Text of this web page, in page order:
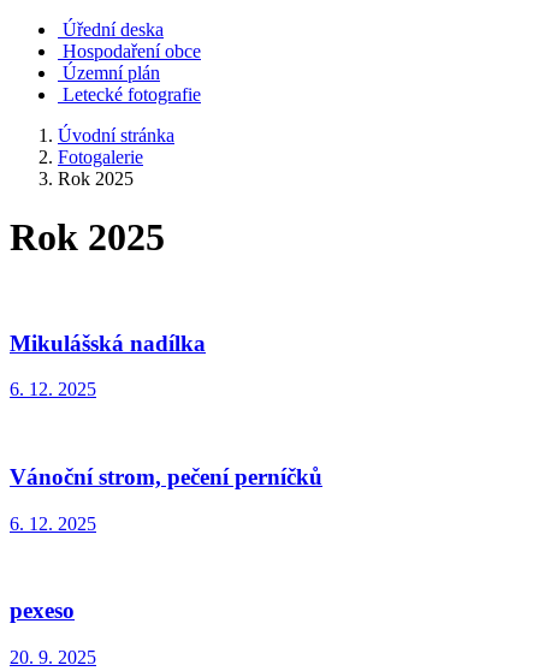
Úřední deska
Hospodaření obce
Územní plán
Letecké fotografie
Úvodní stránka
Fotogalerie
Rok 2025
Rok 2025
Mikulášská nadílka
6. 12. 2025
Vánoční strom, pečení perníčků
6. 12. 2025
pexeso
20. 9. 2025